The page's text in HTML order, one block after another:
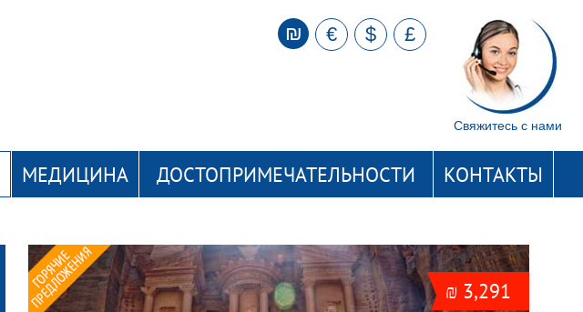
Свяжитесь с нами
₪ € $ £
МЕДИЦИНА ДОСТОПРИМЕЧАТЕЛЬНОСТИ КОНТАКТЫ
₪ 3,291